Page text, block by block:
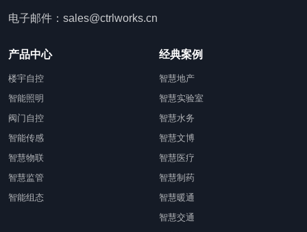
电子邮件：sales@ctrlworks.cn
产品中心
楼宇自控
智能照明
阀门自控
智能传感
智慧物联
智慧监管
智能组态
经典案例
智慧地产
智慧实验室
智慧水务
智慧文博
智慧医疗
智慧制药
智慧暖通
智慧交通